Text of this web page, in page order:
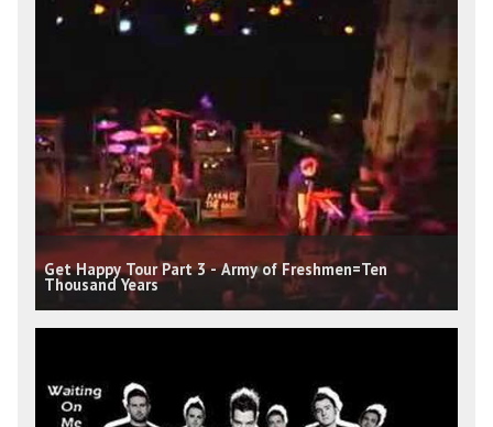
Get Happy Tour Part 3 - Army of Freshmen=Ten
Thousand Years